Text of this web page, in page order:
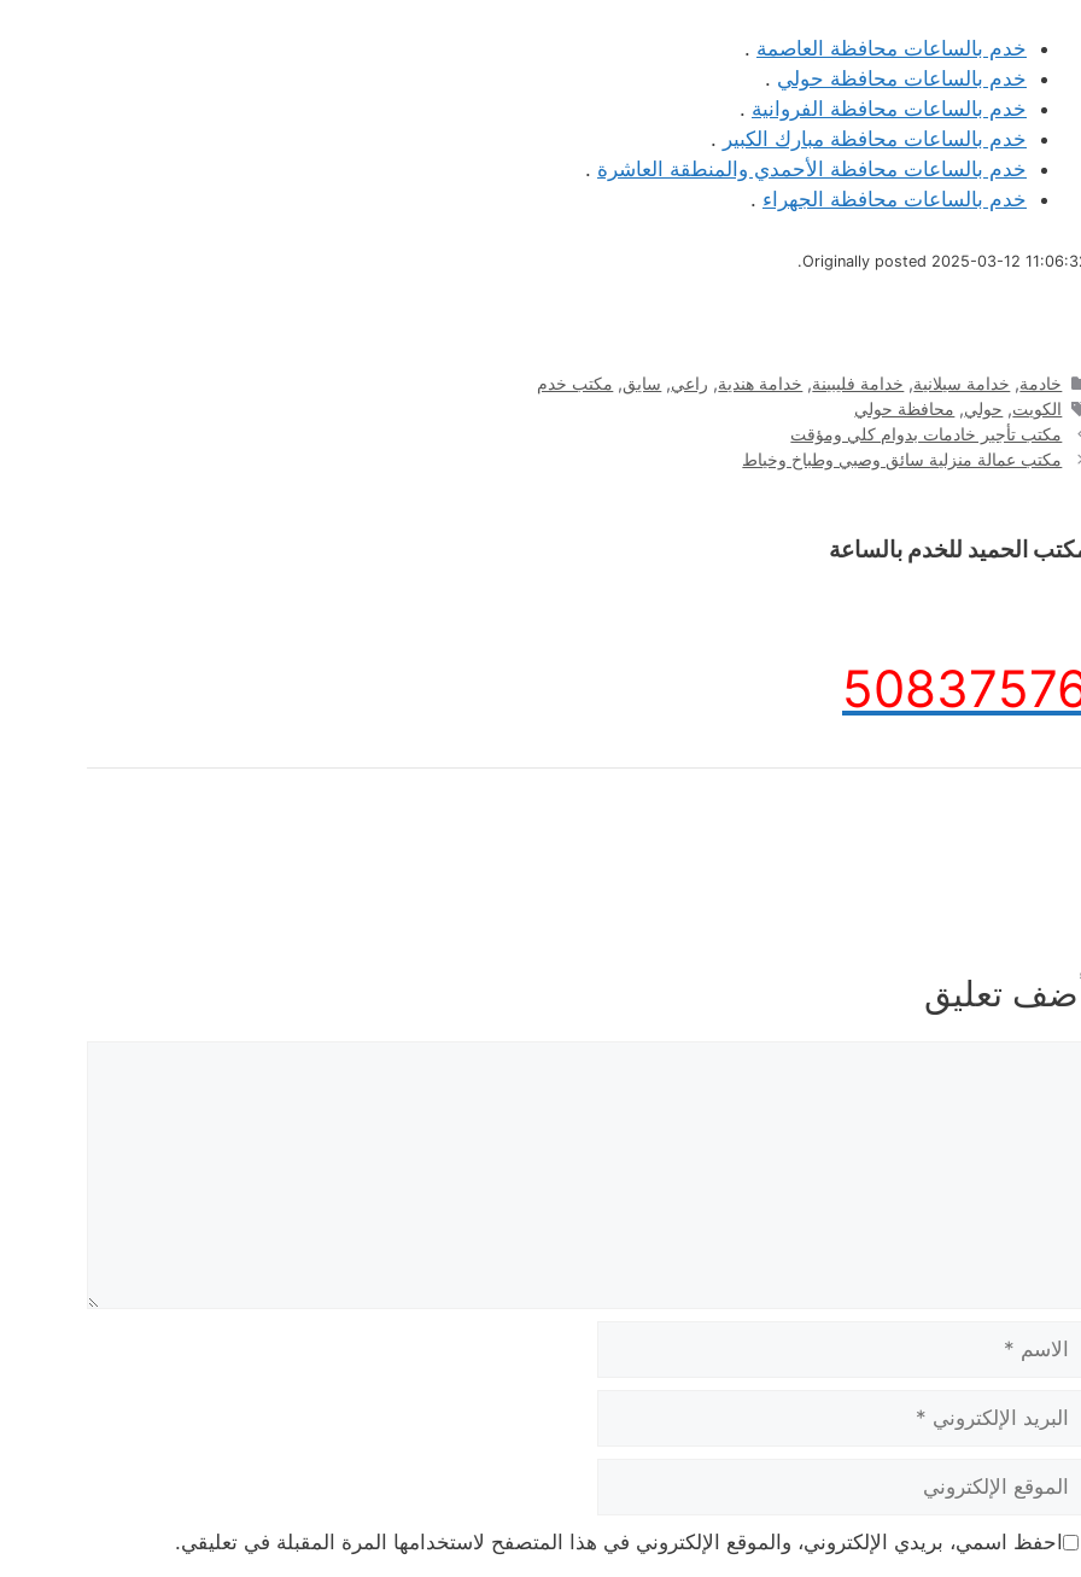
خدم بالساعات محافظة العاصمة .
خدم بالساعات محافظة حولي .
خدم بالساعات محافظة الفروانية .
خدم بالساعات محافظة مبارك الكبير .
خدم بالساعات محافظة الأحمدي والمنطقة العاشرة .
خدم بالساعات محافظة الجهراء .
Originally posted 2025-03-12
التصنيفات
خادمة, خدامة سيلانية, خدامة فليبينة, خدامة هندية, راعي, سايق, مكتب خدم
الوسوم
الكويت, حولي, محافظة حولي
مكتب تأجير خادمات بدوام كلي ومؤقت
مكتب عمالة منزلية سائق وصبي وطباخ وخياط
الحميد للخدم بالساعة
تعليق
احفظ اسمي، بريدي الإلكتروني، والموقع الإلكتروني في هذا المتصفح لاستخدامها المرة المقبلة في تعليقي.